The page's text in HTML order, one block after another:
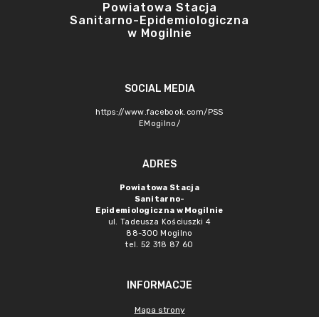
Powiatowa Stacja
Sanitarno-Epidemiologiczna
w Mogilnie
SOCIAL MEDIA
https://www.facebook.com/PSS
EMogilno/
ADRES
Powiatowa Stacja
Sanitarno-
Epidemiologiczna w Mogilnie
ul. Tadeusza Kościuszki 4
88-300 Mogilno
tel. 52 318 87 60
INFORMACJE
Mapa strony